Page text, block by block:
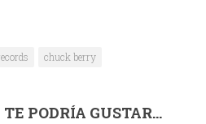
chuck berry
PODRÍA GUSTAR...